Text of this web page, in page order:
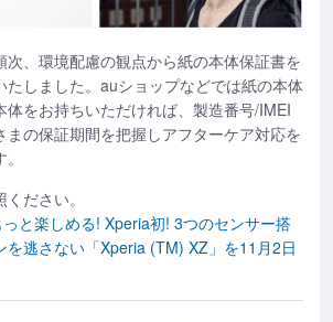
次、環境配慮の観点から紙の本体保証書を
たしました。auショップなどでは紙の本体
体をお持ちいただければ、製造番号/IMEI
まの保証期間を把握しアフターケア対応を
ださい。
と楽しめる! Xperia初! 3つのセンサー搭
を逃さない「Xperia (TM) XZ」を11月2日